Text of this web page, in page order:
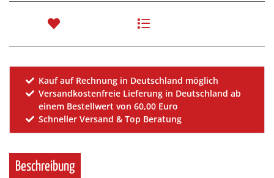
Kauf auf Rechnung in Deutschland möglich
Versandkostenfreie Lieferung in Deutschland ab
einem Bestellwert von 60,00 Euro
Schneller Versand & Top Beratung
Beschreibung